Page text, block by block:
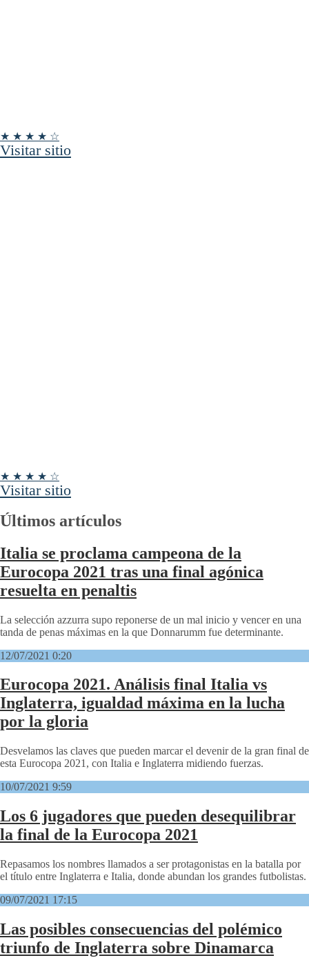
★ ★ ★ ★ ☆
Visitar sitio
★ ★ ★ ★ ☆
Visitar sitio
Últimos artículos
Italia se proclama campeona de la
Eurocopa 2021 tras una final agónica
resuelta en penaltis
La selección azzurra supo reponerse de un mal inicio y vencer en una
tanda de penas máximas en la que Donnarumm fue determinante.
12/07/2021 0:20
Eurocopa 2021. Análisis final Italia vs
Inglaterra, igualdad máxima en la lucha
por la gloria
Desvelamos las claves que pueden marcar el devenir de la gran final de
esta Eurocopa 2021, con Italia e Inglaterra midiendo fuerzas.
10/07/2021 9:59
Los 6 jugadores que pueden desequilibrar
la final de la Eurocopa 2021
Repasamos los nombres llamados a ser protagonistas en la batalla por
el título entre Inglaterra e Italia, donde abundan los grandes futbolistas.
09/07/2021 17:15
Las posibles consecuencias del polémico
triunfo de Inglaterra sobre Dinamarca